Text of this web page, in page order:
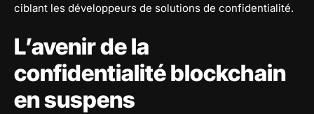
ciblant les développeurs de solutions de confidentialité.
L’avenir de la
confidentialité blockchain
en suspens